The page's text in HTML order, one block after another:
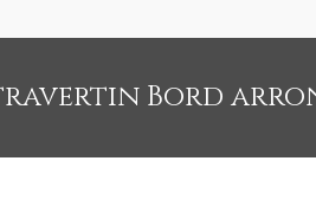
Bord